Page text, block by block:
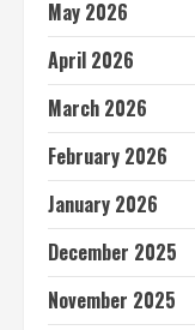
May 2026
April 2026
March 2026
February 2026
January 2026
December 2025
November 2025